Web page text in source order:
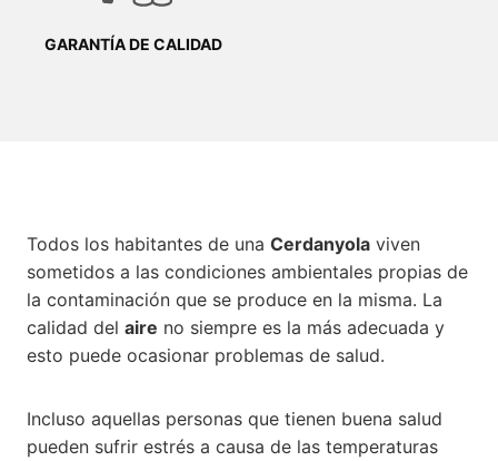
GARANTÍA DE CALIDAD
Todos los habitantes de una Cerdanyola viven
sometidos a las condiciones ambientales propias de
la contaminación que se produce en la misma. La
calidad del aire no siempre es la más adecuada y
esto puede ocasionar problemas de salud.
Incluso aquellas personas que tienen buena salud
pueden sufrir estrés a causa de las temperaturas